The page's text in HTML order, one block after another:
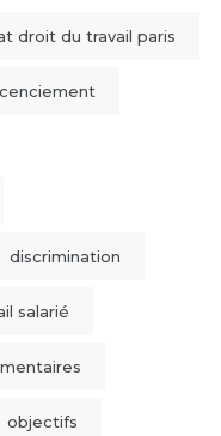
droit du travail paris
discrimination
salarié
objectifs